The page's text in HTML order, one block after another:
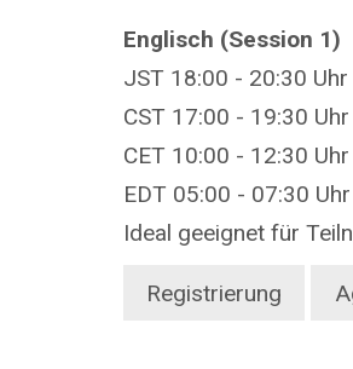
Englisch (Session 1)
JST 18:00 - 20:30
CST 17:00 - 19:30
CET 10:00 - 12:30
EDT 05:00 - 07:30
Ideal geeignet für
Registrierung